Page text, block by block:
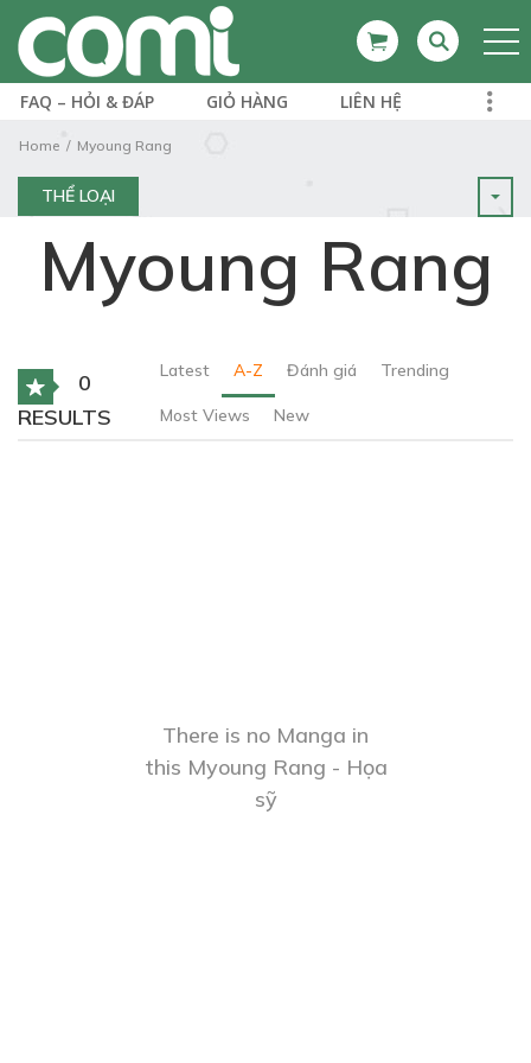
FAQ – HỎI & ĐÁP GIỎ HÀNG LIÊN HỆ
Home Myoung Rang
THỂ LOẠI
Myoung Rang
0
RESULTS
Latest A-Z Đánh giá Trending
Most Views New
There is no Manga in
this Myoung Rang - Họa
sỹ